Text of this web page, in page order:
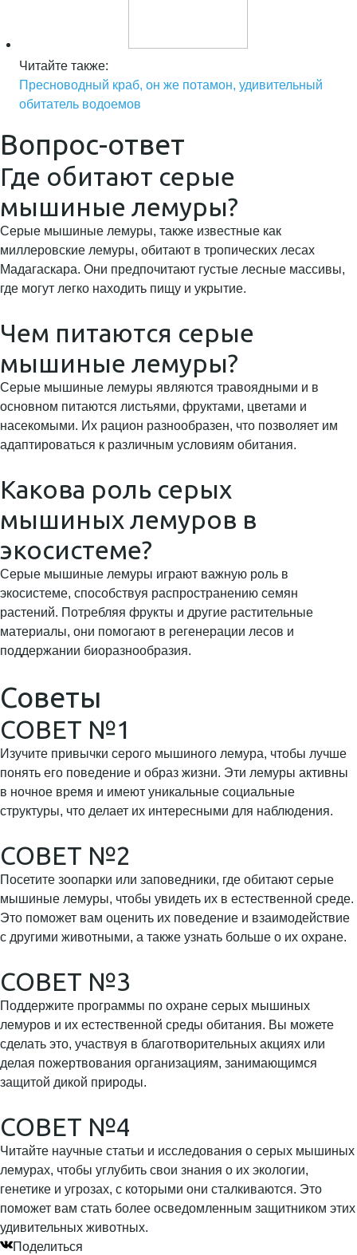
Читайте также:
Пресноводный краб, он же потамон, удивительный
обитатель водоемов
Вопрос-ответ
Где обитают серые
мышиные лемуры?
Серые мышиные лемуры, также известные как
миллеровские лемуры, обитают в тропических лесах
Мадагаскара. Они предпочитают густые лесные массивы,
где могут легко находить пищу и укрытие.
Чем питаются серые
мышиные лемуры?
Серые мышиные лемуры являются травоядными и в
основном питаются листьями, фруктами, цветами и
насекомыми. Их рацион разнообразен, что позволяет им
адаптироваться к различным условиям обитания.
Какова роль серых
мышиных лемуров в
экосистеме?
Серые мышиные лемуры играют важную роль в
экосистеме, способствуя распространению семян
растений. Потребляя фрукты и другие растительные
материалы, они помогают в регенерации лесов и
поддержании биоразнообразия.
Советы
СОВЕТ №1
Изучите привычки серого мышиного лемура, чтобы лучше
понять его поведение и образ жизни. Эти лемуры активны
в ночное время и имеют уникальные социальные
структуры, что делает их интересными для наблюдения.
СОВЕТ №2
Посетите зоопарки или заповедники, где обитают серые
мышиные лемуры, чтобы увидеть их в естественной среде.
Это поможет вам оценить их поведение и взаимодействие
с другими животными, а также узнать больше о их охране.
СОВЕТ №3
Поддержите программы по охране серых мышиных
лемуров и их естественной среды обитания. Вы можете
сделать это, участвуя в благотворительных акциях или
делая пожертвования организациям, занимающимся
защитой дикой природы.
СОВЕТ №4
Читайте научные статьи и исследования о серых мышиных
лемурах, чтобы углубить свои знания о их экологии,
генетике и угрозах, с которыми они сталкиваются. Это
поможет вам стать более осведомленным защитником этих
удивительных животных.
Поделиться